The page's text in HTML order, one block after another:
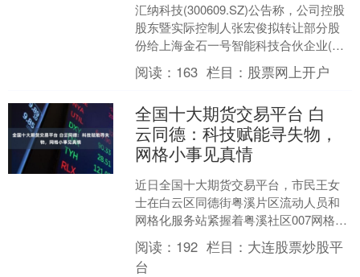
汇纳科技(300609.SZ)公告称，公司控股
股东暨实际控制人张宏俊拟转让部分股
份给上海金石一号智能科技合伙企业(有
限合伙)和上海宝金石一号智能科技合伙
企业(有....
阅读： 163 栏目： 股票网上开户
全国十大期货交易平台 白
云同德：科技赋能寻失物，
网格小事见真情
近日全国十大期货交易平台，市民王女
士在白云区同德街粤溪片区流动人员和
网格化服务站紧握着粤溪社区007网格员
林正力的手连声道谢。这个温情场景的
背后，是一段网格员急....
阅读： 192 栏目： 大连股票炒股平
台